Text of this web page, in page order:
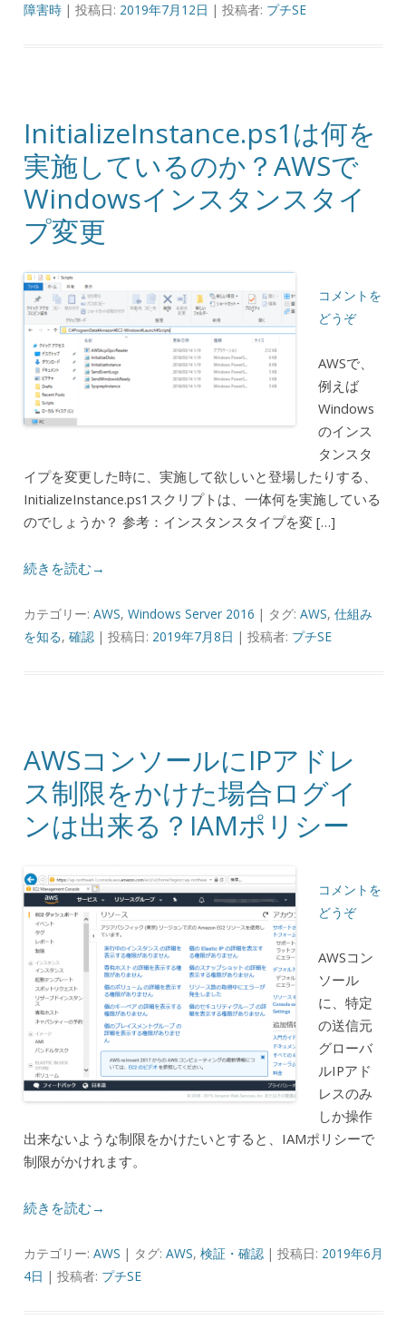
障害時| 投稿日: 2019年7月12日 | 投稿者: プチSE
InitializeInstance.ps1は何を
実施しているのか？AWSで
Windowsインスタンスタイ
プ変更
コメントを
どうぞ
AWSで、
例えば
Windows
のインス
タンスタ
イプを変更した時に、実施して欲しいと登場したりする、
InitializeInstance.ps1スクリプトは、一体何を実施している
のでしょうか？ 参考：インスタンスタイプを変 […]
続きを読む→
カテゴリー: AWS, Windows Server 2016 | タグ: AWS, 仕組み
を知る, 確認| 投稿日: 2019年7月8日 | 投稿者: プチSE
AWSコンソールにIPアドレ
ス制限をかけた場合ログイ
ンは出来る？IAMポリシー
コメントを
どうぞ
AWSコン
ソール
に、特定
の送信元
グローバ
ルIPアド
レスのみ
しか操作
出来ないような制限をかけたいとすると、IAMポリシーで
制限がかけれます。
続きを読む→
カテゴリー: AWS | タグ: AWS, 検証・確認| 投稿日: 2019年6月
4日 | 投稿者: プチSE